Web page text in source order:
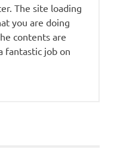
The site loading
you are doing
contents are
fantastic job on